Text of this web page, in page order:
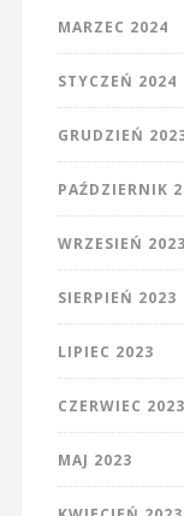
MARZEC 2024
STYCZEŃ 2024
GRUDZIEŃ
PAŹDZIERNIK
WRZESIEŃ 2023
SIERPIEŃ 2023
LIPIEC 2023
CZERWIEC 2023
MAJ 2023